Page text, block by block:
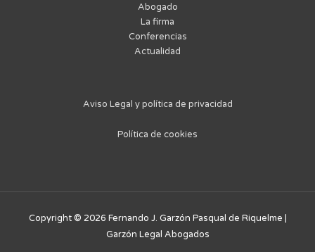
Abogado
La firma
Conferencias
Actualidad
Aviso Legal y política de privacidad
Política de cookies
Copyright © 2026 Fernando J. Garzón Pasqual de Riquelme |
Garzón Legal Abogados